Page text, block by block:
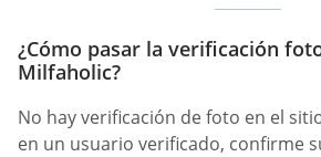
¿Cómo pasar la verificación
Milfaholic?
No hay verificación de foto en el
en un usuario verificado, confirme